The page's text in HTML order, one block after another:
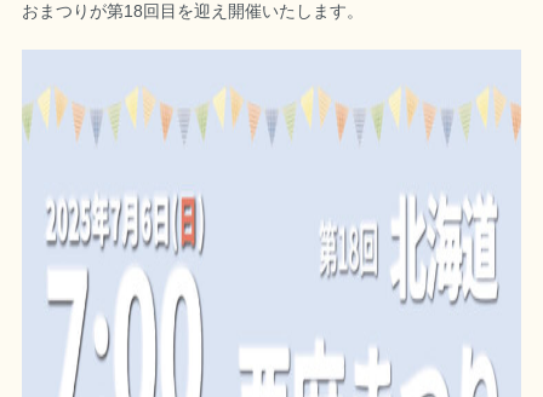
おまつりが第18回目を迎え開催いたします。